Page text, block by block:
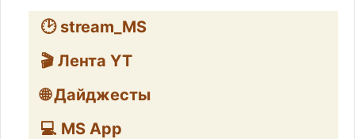
🕑 stream_MS
🎬 Лента YT
🌐 Дайджесты
💻 MS App